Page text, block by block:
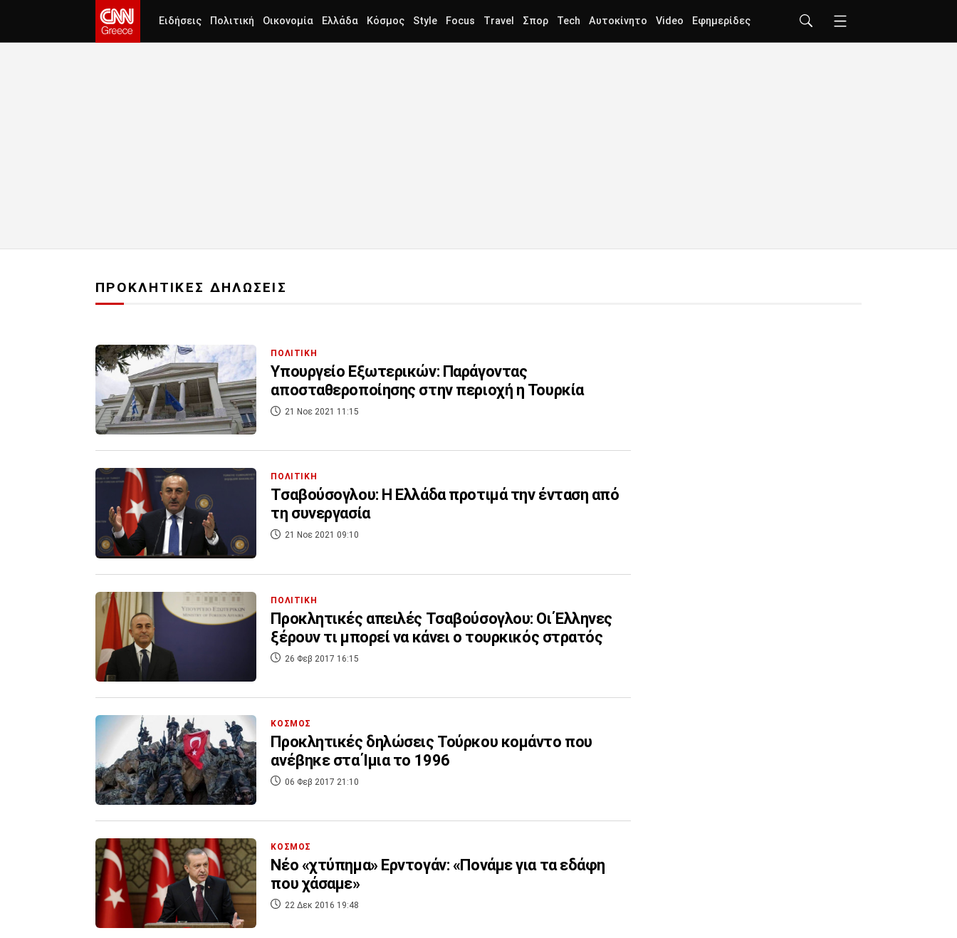
Ειδήσεις Πολιτική Οικονομία Ελλάδα Κόσμος Style Focus Travel Σπορ Tech Αυτοκίνητο Video Εφημερίδες
ΠΡΟΚΛΗΤΙΚΕΣ ΔΗΛΩΣΕΙΣ
ΠΟΛΙΤΙΚΗ
Υπουργείο Εξωτερικών: Παράγοντας
αποσταθεροποίησης στην περιοχή η Τουρκία
21 Νοε 2021 11:15
ΠΟΛΙΤΙΚΗ
Τσαβούσογλου: Η Ελλάδα προτιμά την ένταση από
τη συνεργασία
21 Νοε 2021 09:10
ΠΟΛΙΤΙΚΗ
Προκλητικές απειλές Τσαβούσογλου: Οι Έλληνες
ξέρουν τι μπορεί να κάνει ο τουρκικός στρατός
26 Φεβ 2017 16:15
ΚΟΣΜΟΣ
Προκλητικές δηλώσεις Τούρκου κομάντο που
ανέβηκε στα Ίμια το 1996
06 Φεβ 2017 21:10
ΚΟΣΜΟΣ
Νέο «χτύπημα» Ερντογάν: «Πονάμε για τα εδάφη
που χάσαμε»
22 Δεκ 2016 19:48